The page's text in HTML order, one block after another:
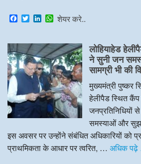
F
a
e
b
o
o
k
T
w
t
t
e
r
L
k
e
d
I
n
W
t
s
A
p
p
शेयर करे..
लोहियाहेड
ने सुनी जन
सामग्री भी की
मुख्यमंत्री पुष्कर
हेलीपैड स्थित कैंप
जनप्रतिनिधियों
समस्याओं और
इस अवसर पर उन्होंने संबंधित अधिकारियों को
प्राथमिकता के आधार पर त्वरित, … अधिक